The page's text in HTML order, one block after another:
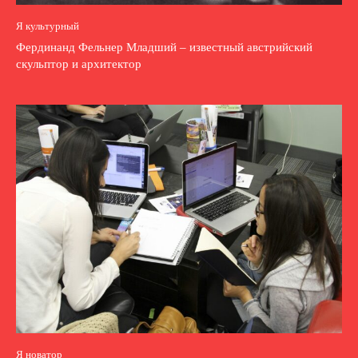
Я культурный
Фердинанд Фельнер Младший – известный австрийский
скульптор и архитектор
Я новатор